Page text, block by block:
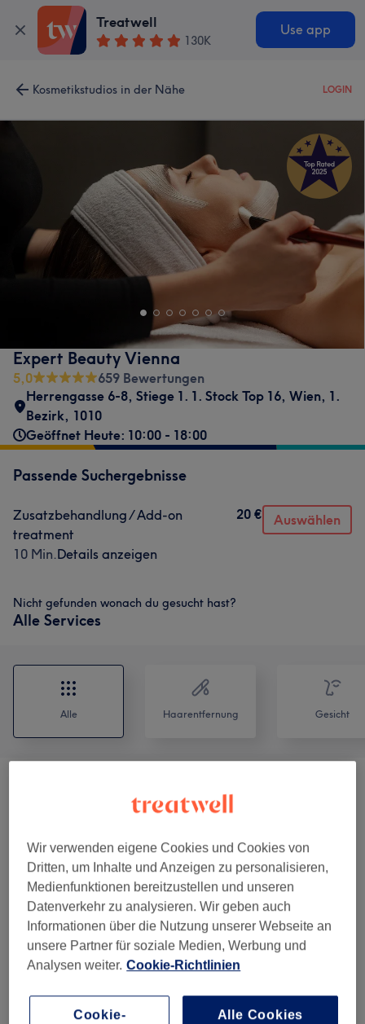
Treatwell
130K
Use app
Kosmetikstudios in der Nähe LOGIN
Expert Beauty Vienna
5,0
659 Bewertungen
Herrengasse 6-8, Stiege 1. 1. Stock Top 16, Wien, 1.
Bezirk, 1010
Geöffnet Heute: 10:00 - 18:00
Passende Suchergebnisse
Zusatzbehandlung / Add-on
treatment
10 Min.Details anzeigen
20 € Auswählen
Nicht gefunden wonach du gesucht hast?
Alle Services
Alle Haarentfernung Gesicht
(1
Facials (1)
HYDRA BEAUTY Resurfacing Facials ( 1) ab 140 €
MESOTHERAPY (1) ab 120 €
MICRODERMABRASION (1)
MICRONEEDLING Genosys ab 140 €
Wir verwenden eigene Cookies und Cookies von
Dritten, um Inhalte und Anzeigen zu personalisieren,
Medienfunktionen bereitzustellen und unseren
Datenverkehr zu analysieren. Wir geben auch
Informationen über die Nutzung unserer Webseite an
unsere Partner für soziale Medien, Werbung und
Analysen weiter. Cookie-Richtlinien
Alle Cookies
Cookie-